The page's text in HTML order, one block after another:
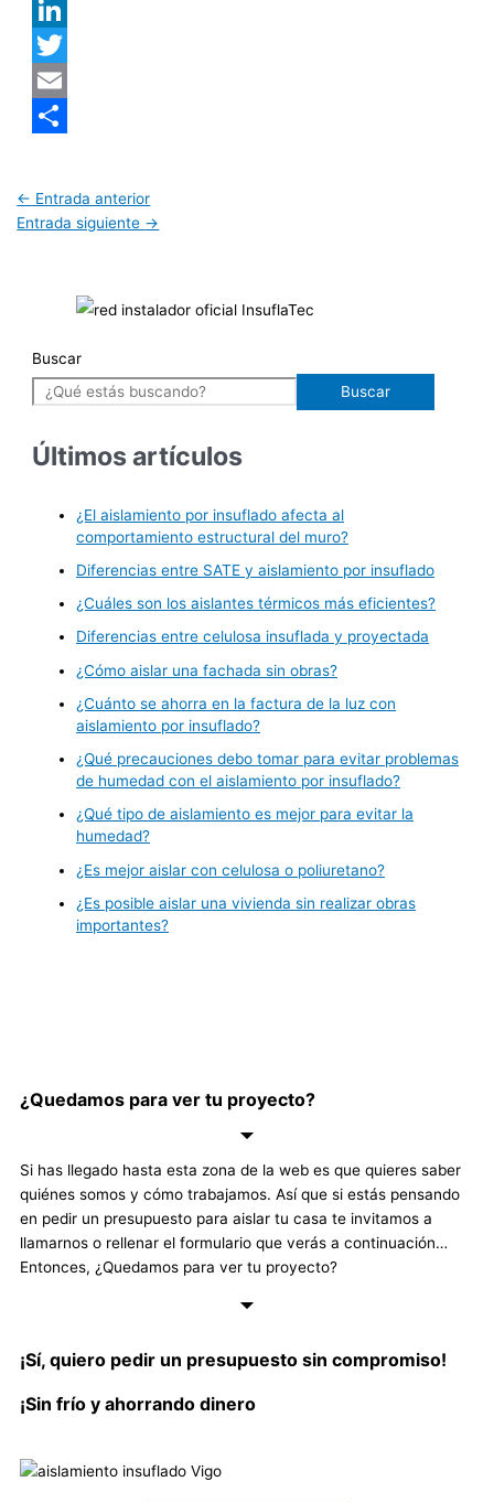
Facebook
LinkedIn
Twitter
Email
← Entrada anterior
Entrada siguiente →
Buscar
Buscar
Últimos artículos
¿El aislamiento por insuflado afecta al
comportamiento estructural del muro?
Diferencias entre SATE y aislamiento por insuflado
¿Cuáles son los aislantes térmicos más eficientes?
Diferencias entre celulosa insuflada y proyectada
¿Cómo aislar una fachada sin obras?
¿Cuánto se ahorra en la factura de la luz con
aislamiento por insuflado?
¿Qué precauciones debo tomar para evitar problemas
de humedad con el aislamiento por insuflado?
¿Qué tipo de aislamiento es mejor para evitar la
humedad?
¿Es mejor aislar con celulosa o poliuretano?
¿Es posible aislar una vivienda sin realizar obras
importantes?
¿Quedamos para ver tu proyecto?
Si has llegado hasta esta zona de la web es que quieres saber
quiénes somos y cómo trabajamos. Así que si estás pensando
en pedir un presupuesto para aislar tu casa te invitamos a
llamarnos o rellenar el formulario que verás a continuación…
Entonces, ¿Quedamos para ver tu proyecto?
¡Sí, quiero pedir un presupuesto sin compromiso!
¡Sin frío y ahorrando dinero